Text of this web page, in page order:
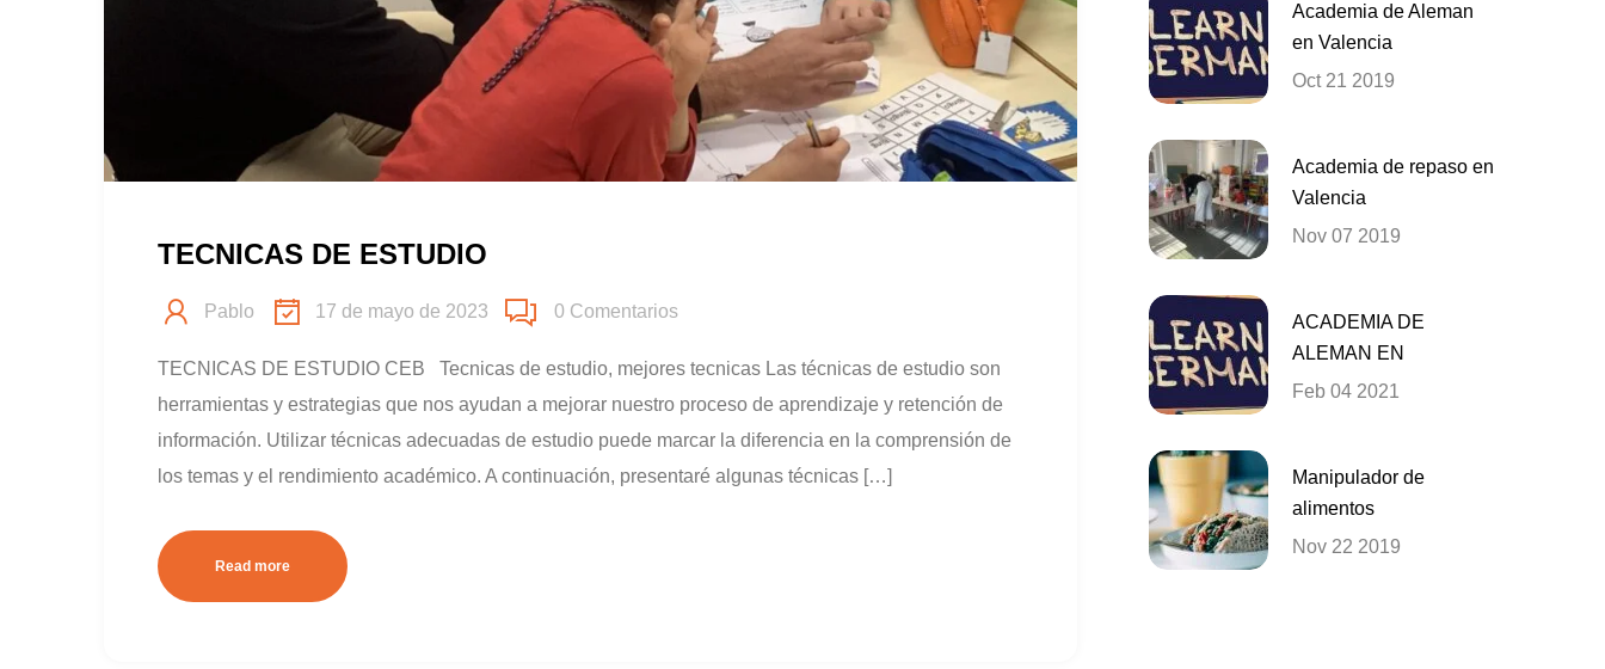
TECNICAS DE ESTUDIO
Pablo 17 de mayo de 2023 0 Comentarios
TECNICAS DE ESTUDIO CEB Tecnicas de estudio, mejores tecnicas Las técnicas de estudio son
herramientas y estrategias que nos ayudan a mejorar nuestro proceso de aprendizaje y retención de
información. Utilizar técnicas adecuadas de estudio puede marcar la diferencia en la comprensión de
los temas y el rendimiento académico. A continuación, presentaré algunas técnicas […]
Read more
Academia de Aleman
en Valencia
Oct 21 2019
Academia de repaso en
Valencia
Nov 07 2019
ACADEMIA DE
ALEMAN EN
VALENCIA
Feb 04 2021
Manipulador de
alimentos
Nov 22 2019